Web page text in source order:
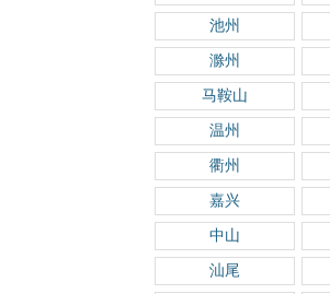
池州
滁州
马鞍山
温州
衢州
嘉兴
中山
汕尾